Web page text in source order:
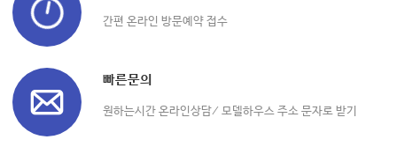
간편 온라인 방문예약 접수
빠른문의
원하는시간 온라인상담/ 모델하우스 주소 문자로 받기